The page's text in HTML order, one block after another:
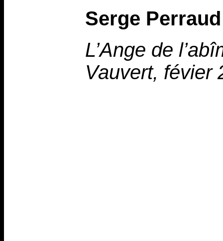
Serge Perraud
L’Ange de
Vauvert, févier